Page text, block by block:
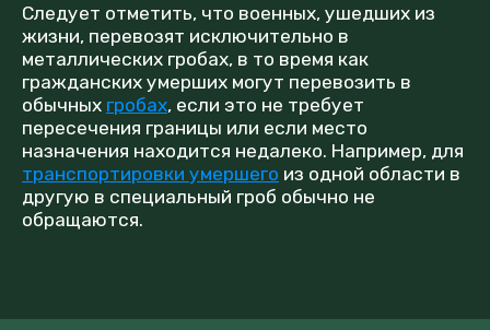
Следует отметить, что военных, ушедших из
жизни, перевозят исключительно в
металлических гробах, в то время как
гражданских умерших могут перевозить в
обычных гробах, если это не требует
пересечения границы или если место
назначения находится недалеко. Например, для
транспортировки умершего из одной области в
другую в специальный гроб обычно не
обращаются.